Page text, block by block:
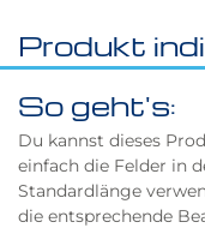
Produkt
So geht's:
Du kannst dieses
einfach die Felder in
Standardlänge
die entsprechende